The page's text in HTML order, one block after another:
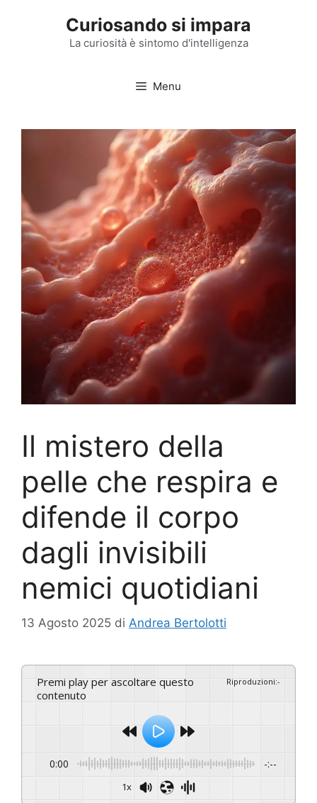
Curiosando si impara
La curiosità è sintomo d'intelligenza
Menu
Il mistero della
pelle che respira e
difende il corpo
dagli invisibili
nemici quotidiani
13 Agosto 2025 di Andrea Bertolotti
Premi play per ascoltare questo
contenuto
Riproduzioni:-
0:00 -:--
1x